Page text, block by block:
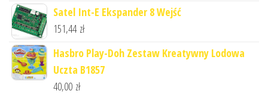
Satel Int-E Ekspander 8 Wejść
151,44 zł
Hasbro Play-Doh Zestaw Kreatywny Lodowa
Uczta B1857
40,00 zł